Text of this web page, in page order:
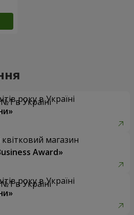
року в Україні
магазин
Award»
року в Україні